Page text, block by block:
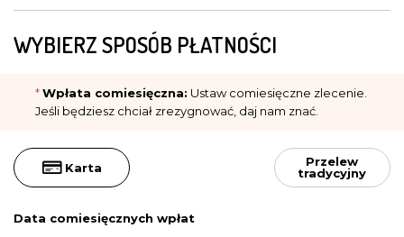
WYBIERZ SPOSÓB PŁATNOŚCI
*Wpłata comiesięczna: Ustaw comiesięczne zlecenie.
Jeśli będziesz chciał zrezygnować, daj nam znać.
Karta
Przelew
tradycyjny
Data comiesięcznych wpłat